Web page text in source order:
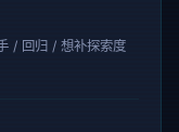
/ 回归 / 想补探索度